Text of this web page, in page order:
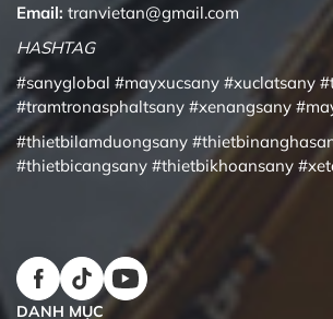
Email: tranvietan@gmail.com
HASHTAG
#sanyglobal #mayxucsany #xuclatsany
#tramtronasphaltsany #xenangsany
#thietbilamduongsany
#thietbicangsany #thietbikhoansany
DANH MỤC